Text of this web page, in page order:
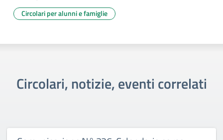
Circolari per alunni e famiglie
Circolari, notizie, eventi correlati